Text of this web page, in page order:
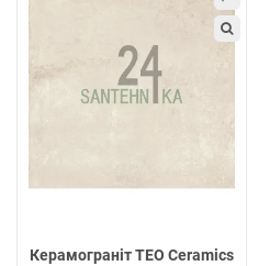
Керамограніт TEO Ceramics